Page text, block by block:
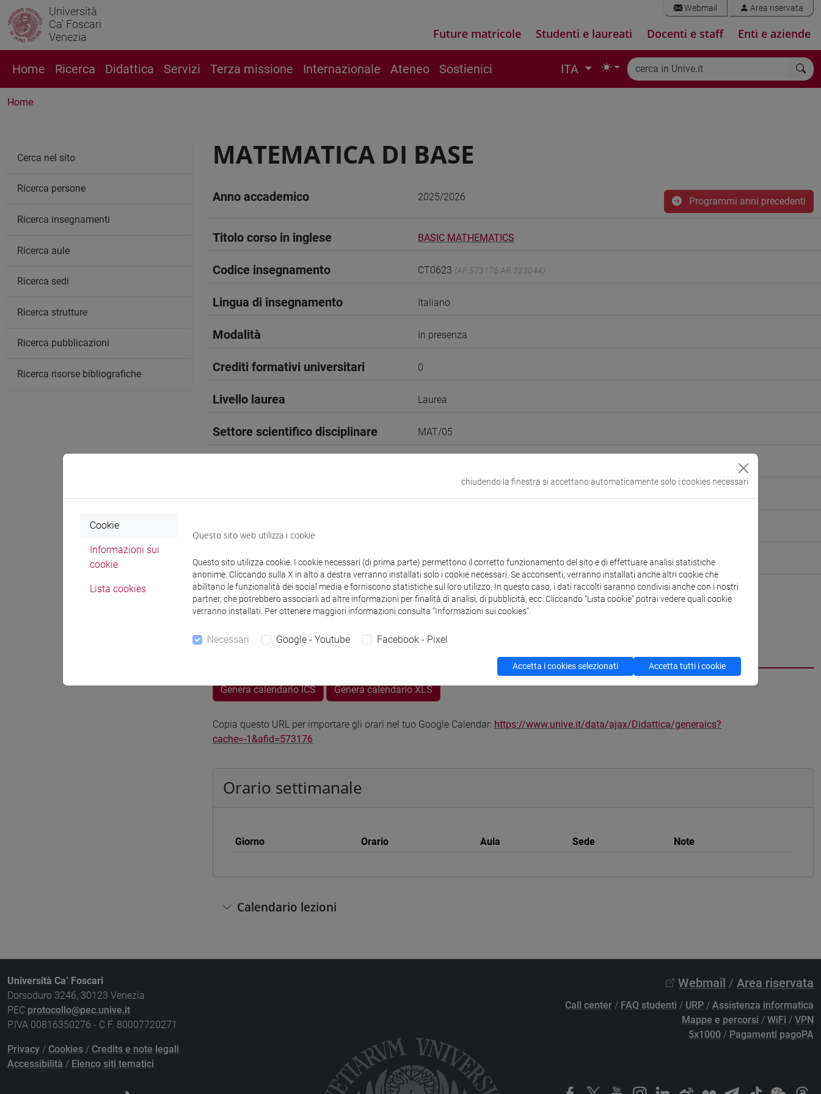
Università
Ca' Foscari
Venezia
Webmail Area riservata
Future matricole Studenti e laureati Docenti e staff Enti e aziende
Home Ricerca Didattica Servizi Terza missione Internazionale Ateneo Sostienici ITA
Home
MATEMATICA DI BASE
Anno accademico 2025/2026 Programmi anni precedenti
Titolo corso in inglese BASIC MATHEMATICS
Codice insegnamento CT0623 (AF:573176 AR:323044)
Lingua di insegnamento Italiano
Modalità In presenza
Crediti formativi universitari 0
Livello laurea Laurea
Settore scientifico disciplinare MAT/05
Anno corso 1
Sede
Spazio Moodle Link allo spazio del corso
Docenti e corsi di laurea Programma
Genera calendario ICS Genera calendario XLS
Copia questo URL per importare gli orari nel tuo Google Calendar: https://www.unive.it/data/ajax/Didattica/generaics?
cache=-1&afid=573176
Orario settimanale
Giorno Orario Aula Sede Note
Calendario lezioni
Cerca nel sito
Ricerca persone
Ricerca insegnamenti
Ricerca aule
Ricerca sedi
Ricerca strutture
Ricerca pubblicazioni
Ricerca risorse bibliografiche
Università Ca’ Foscari
Dorsoduro 3246, 30123 Venezia
PEC protocollo@pec.unive.it
P.IVA 00816350276 - C.F. 80007720271
Privacy / Cookies / Credits e note legali
Accessibilità / Elenco siti tematici
Webmail / Area riservata
Call center / FAQ studenti / URP / Assistenza informatica
Mappe e percorsi / WiFi / VPN
5x1000 / Pagamenti pagoPA
chiudendo la finestra si accettano automaticamente solo i cookies necessari
Cookie
Informazioni sui
cookie
Lista cookies
Questo sito web utilizza i cookie
Questo sito utilizza cookie. I cookie necessari (di prima parte) permettono il corretto funzionamento del sito e di effettuare analisi statistiche
anonime. Cliccando sulla X in alto a destra verranno installati solo i cookie necessari. Se acconsenti, verranno installati anche altri cookie che
abilitano le funzionalità dei social media e forniscono statistiche sul loro utilizzo. In questo caso, i dati raccolti saranno condivisi anche con i nostri
partner, che potrebbero associarli ad altre informazioni per finalità di analisi, di pubblicità, ecc. Cliccando “Lista cookie” potrai vedere quali cookie
verranno installati. Per ottenere maggiori informazioni consulta “Informazioni sui cookies”.
Necessari Google - Youtube Facebook - Pixel
Accetta i cookies selezionati Accetta tutti i cookie